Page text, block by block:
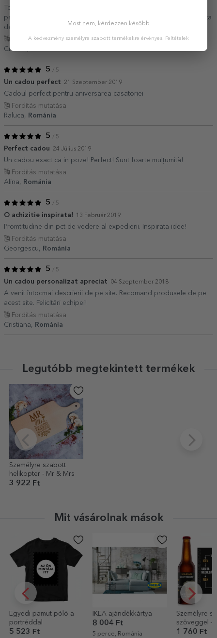
Tocatorul personalizat StarGift este un cadou diferit, unic atat
pentru un cuplu, cat si pentru un prieten. Recomand, sunt incantata
de achizitie
Fordítás mutatása
Cristina,
5 / 5
Un cadou perfect 21 Szeptember 2019
Cadoul perfect pentru aniversarea casatoriei
Fordítás mutatása
Raluca,
Románia
5 / 5
Perfect cadou 24 Július 2019
Un cadou exact ca in poze! Perfect! Sunt foarte mulțumită!
Fordítás mutatása
Alina,
Románia
5 / 5
O achizitie inspirata! 13 Február 2019
Promtitudine din pct de vedere al expedierii. Inspirata idee!
Fordítás mutatása
Georgescu,
Románia
5 / 5
Un cadou personalizat apreciat 04 Szeptember 2018
A venit întocmai descrierii de pe site. Recomand produsele de pe
acest site. Felicitări echipei!
Fordítás mutatása
Cristiana,
Románia
Legutóbb megtekintett termékek
Személyre szabott
helikopter - Mr & Mrs
3 922 Ft
Mit vásárolnak mások
Egyedi pamut póló a
portréddal
5 523 Ft
IKEA ajándékkártya
8 004 Ft
5 perce, Románia
Személyre
szöveggel –
megoldva
1 760 Ft
Most nem, kérdezzen később
A kedvezmény személyre szabott termékekre érvényes. Feltételek